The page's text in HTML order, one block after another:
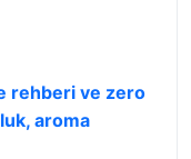
rehberi ve zero
aroma